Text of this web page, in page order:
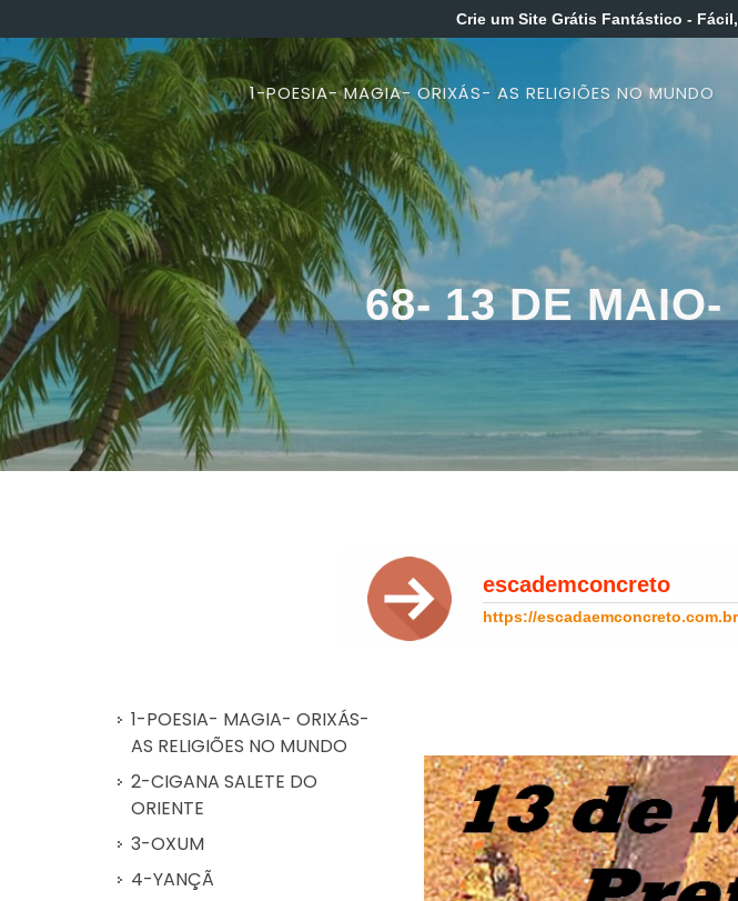
1-POESIA- MAGIA- ORIXÁS- AS RELIGIÕES NO MUNDO
68- 13 DE
1-POESIA- MAGIA- ORIXÁS-
AS RELIGIÕES NO MUNDO
2-CIGANA SALETE DO
ORIENTE
3-OXUM
4-YANÇÃ
Crie um Site Grátis Fantástico -